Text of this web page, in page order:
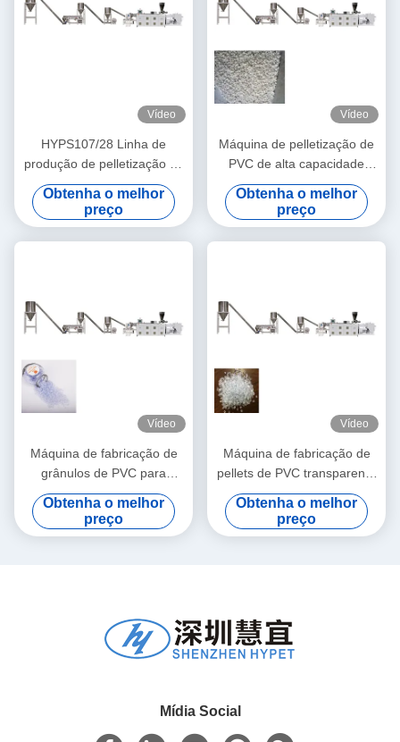
Vídeo
HYPS107/28 Linha de
produção de pelletização de
paralelepípedos para cabos
de PVC para granulados de
injeção
Obtenha o melhor
preço
Vídeo
Máquina de pelletização de
PVC de alta capacidade
Linha de produção de
grânulos de reciclagem de
PVC para cabos de pellets
transparentes de PVC
Obtenha o melhor
preço
Vídeo
Máquina de fabricação de
grânulos de PVC para
material de PVC de injecção
Obtenha o melhor
preço
Vídeo
Máquina de fabricação de
pellets de PVC transparente
/ linha de pelletização de
plástico
Obtenha o melhor
preço
Mídia Social